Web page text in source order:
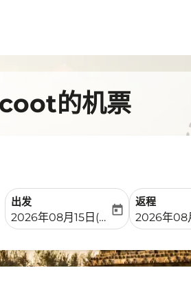
的机票
出发
fc-booking-departure-date-aria-
2026年08月15日(周六)
today
返程
fc-
2026年08